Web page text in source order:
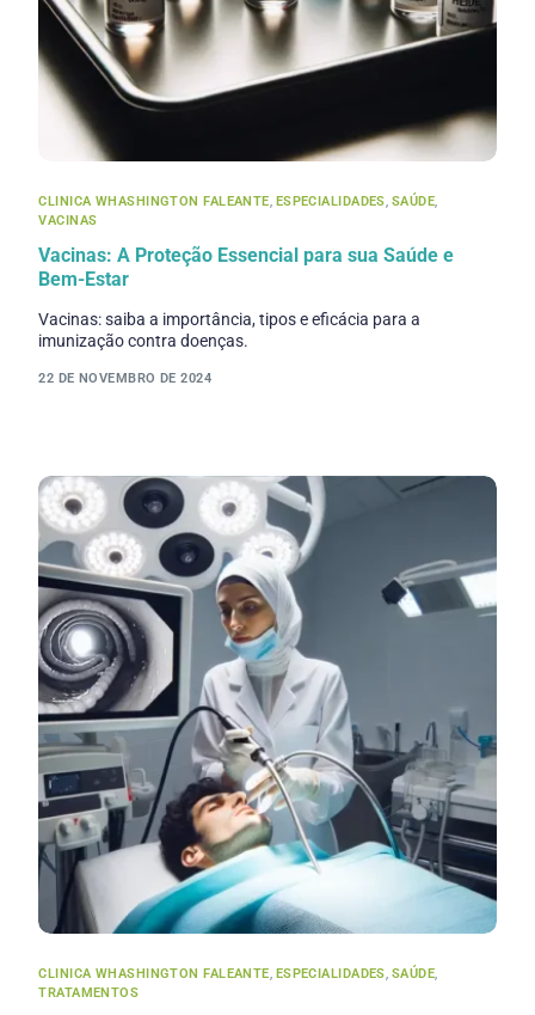
CLINICA WHASHINGTON FALEANTE, ESPECIALIDADES, SAÚDE,
VACINAS
Vacinas: A Proteção Essencial para sua Saúde e
Bem-Estar
Vacinas: saiba a importância, tipos e eficácia para a
imunização contra doenças.
22 DE NOVEMBRO DE 2024
CLINICA WHASHINGTON FALEANTE, ESPECIALIDADES, SAÚDE,
TRATAMENTOS